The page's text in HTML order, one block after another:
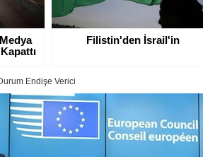
Filistin'den İsrail'in
Endişe Verici